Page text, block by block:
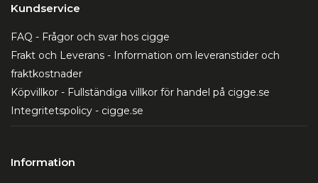
Kundservice
FAQ - Frågor och svar hos cigge
Frakt och Leverans - Information om leveranstider och
fraktkostnader
Köpvillkor - Fullständiga villkor för handel på cigge.se
Integritetspolicy - cigge.se
Information